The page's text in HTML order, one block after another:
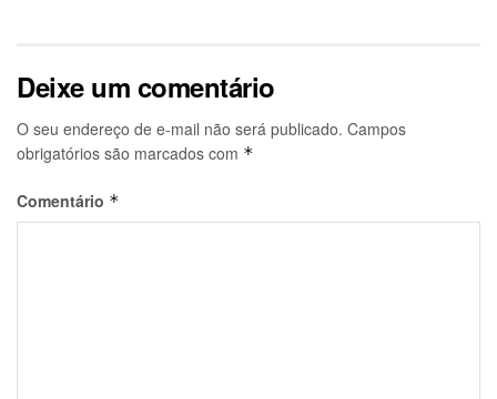
Deixe um comentário
O seu endereço de e-mail não será publicado. Campos
obrigatórios são marcados com *
Comentário *